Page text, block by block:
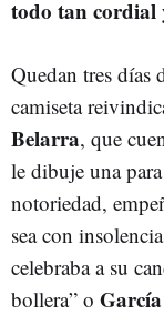
todo tan cordial
Quedan tres días
camiseta
Belarra, que
le dibuje una
notoriedad,
sea con
celebraba a su
bollera” o